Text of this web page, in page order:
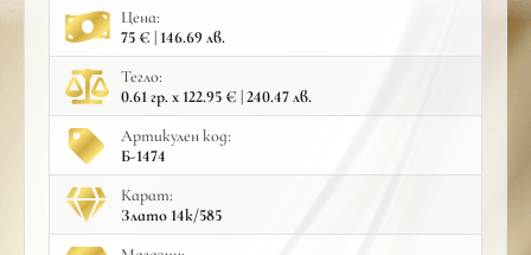
Цена:
75 € | 146.69 лв.
Тегло:
0.61 гр. x 122.95 € | 240.47 лв.
Артикулен код:
Б-1474
Карат:
Злато 14к/585